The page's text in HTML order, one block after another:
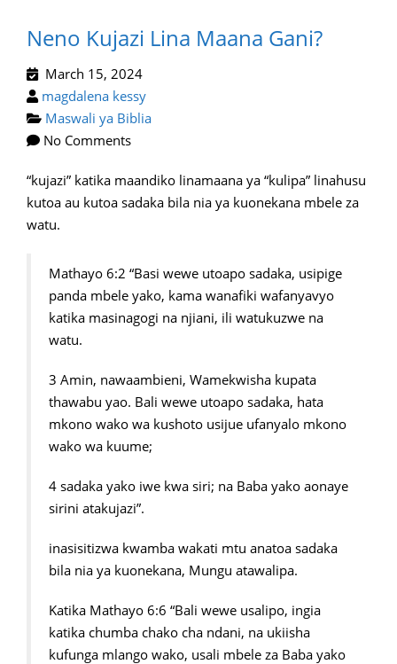
Neno Kujazi Lina Maana Gani?
March 15, 2024
magdalena kessy
Maswali ya Biblia
No Comments
“kujazi” katika maandiko linamaana ya “kulipa” linahusu
kutoa au kutoa sadaka bila nia ya kuonekana mbele za
watu.
Mathayo 6:2 “Basi wewe utoapo sadaka, usipige
panda mbele yako, kama wanafiki wafanyavyo
katika masinagogi na njiani, ili watukuzwe na
watu.
3 Amin, nawaambieni, Wamekwisha kupata
thawabu yao. Bali wewe utoapo sadaka, hata
mkono wako wa kushoto usijue ufanyalo mkono
wako wa kuume;
4 sadaka yako iwe kwa siri; na Baba yako aonaye
sirini atakujazi”.
inasisitizwa kwamba wakati mtu anatoa sadaka
bila nia ya kuonekana, Mungu atawalipa.
Katika Mathayo 6:6 “Bali wewe usalipo, ingia
katika chumba chako cha ndani, na ukiisha
kufunga mlango wako, usali mbele za Baba yako